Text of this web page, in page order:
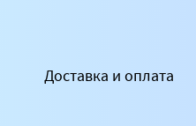
Доставка и оплата